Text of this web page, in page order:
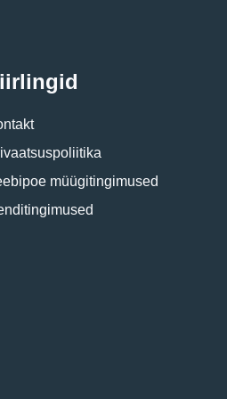
müügitingimused